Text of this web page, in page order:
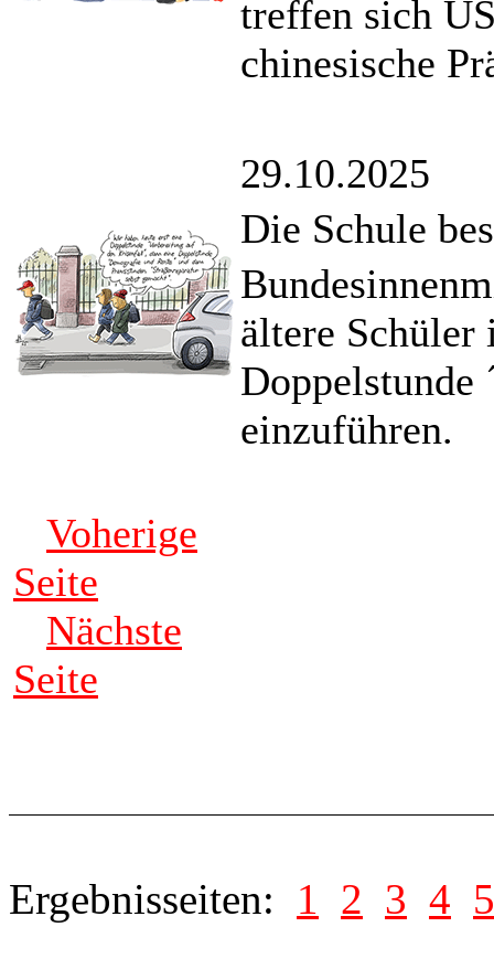
treffen sich
chinesische
29.10.2025
Die Schule
ältere Schüler
Doppelstunde
einzuführen.
Voherige
Seite
Nächste
Seite
Ergebnisseiten: 1 2 3 4 5